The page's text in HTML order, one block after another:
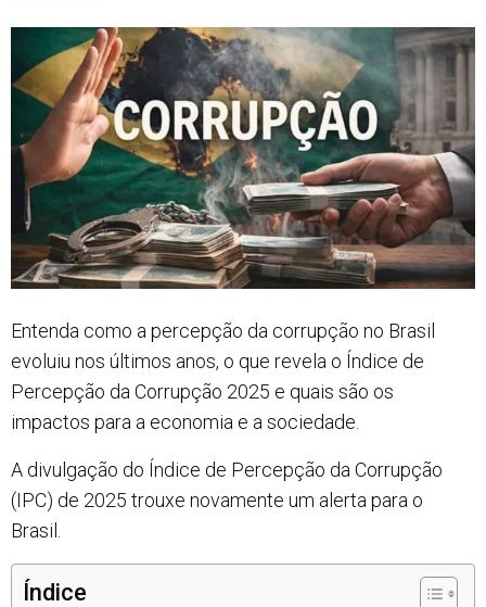
Entenda como a percepção da corrupção no Brasil
evoluiu nos últimos anos, o que revela o Índice de
Percepção da Corrupção 2025 e quais são os
impactos para a economia e a sociedade.
A divulgação do Índice de Percepção da Corrupção
(IPC) de 2025 trouxe novamente um alerta para o
Brasil.
Índice